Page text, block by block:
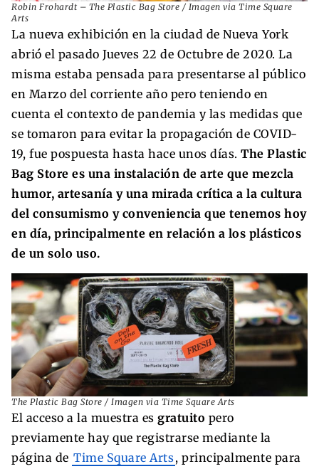
Robin Frohardt – The Plastic Bag Store / Imagen via Time Square
Arts
La nueva exhibición en la ciudad de Nueva York
abrió el pasado Jueves 22 de Octubre de 2020. La
misma estaba pensada para presentarse al público
en Marzo del corriente año pero teniendo en
cuenta el contexto de pandemia y las medidas que
se tomaron para evitar la propagación de COVID-
19, fue pospuesta hasta hace unos días. The Plastic
Bag Store es una instalación de arte que mezcla
humor, artesanía y una mirada crítica a la cultura
del consumismo y conveniencia que tenemos hoy
en día, principalmente en relación a los plásticos
de un solo uso.
The Plastic Bag Store / Imagen via Time Square Arts
El acceso a la muestra es gratuito pero
previamente hay que registrarse mediante la
página de Time Square Arts, principalmente para